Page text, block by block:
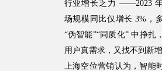
行业增长乏力 ——2023
场规模同比仅增长 3%，
“伪智能”“同质化” 中挣扎
用户真需求，又找不到新增
上海空位营销认为，智能